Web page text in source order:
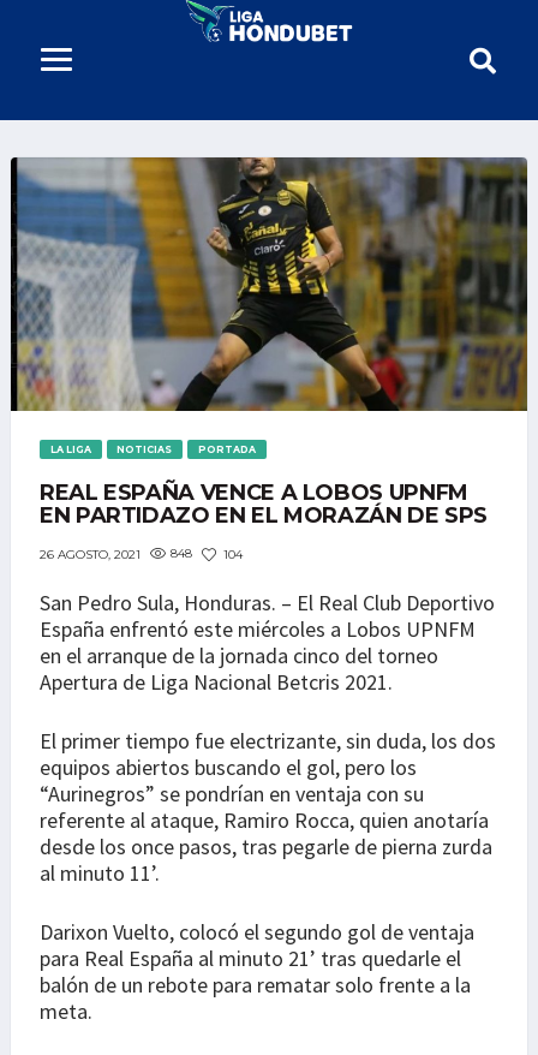
LA LIGA NOTICIAS PORTADA
REAL ESPAÑA VENCE A LOBOS UPNFM
EN PARTIDAZO EN EL MORAZÁN DE SPS
26 AGOSTO, 2021 848 104
San Pedro Sula, Honduras. – El Real Club Deportivo
España enfrentó este miércoles a Lobos UPNFM
en el arranque de la jornada cinco del torneo
Apertura de Liga Nacional Betcris 2021.
El primer tiempo fue electrizante, sin duda, los dos
equipos abiertos buscando el gol, pero los
“Aurinegros” se pondrían en ventaja con su
referente al ataque, Ramiro Rocca, quien anotaría
desde los once pasos, tras pegarle de pierna zurda
al minuto 11’.
Darixon Vuelto, colocó el segundo gol de ventaja
para Real España al minuto 21’ tras quedarle el
balón de un rebote para rematar solo frente a la
meta.